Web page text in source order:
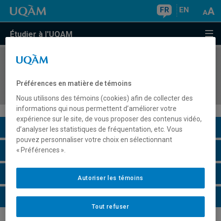
FR EN
Étudier à l'UQAM
COURS//
primaire
Description du cours
Horaire - Été 2026
Horaire - Automne 2026
Horaire - Hiver 2027
Préférences en matière de témoins
Nous utilisons des témoins (cookies) afin de collecter des
informations qui nous permettent d’améliorer votre
expérience sur le site, de vous proposer des contenus vidéo,
d’analyser les statistiques de fréquentation, etc. Vous
pouvez personnaliser votre choix en sélectionnant
« Préférences ».
Tout refuser
Autoriser les témoins